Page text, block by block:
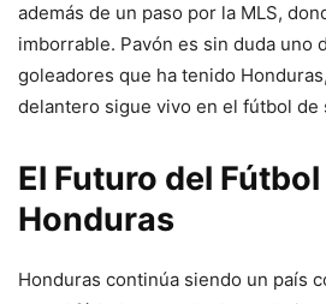
además de un paso por la MLS,
imborrable. Pavón es sin duda uno
goleadores que ha tenido
delantero sigue vivo en el fútbol de
El Futuro del
Honduras
Honduras continúa siendo un país